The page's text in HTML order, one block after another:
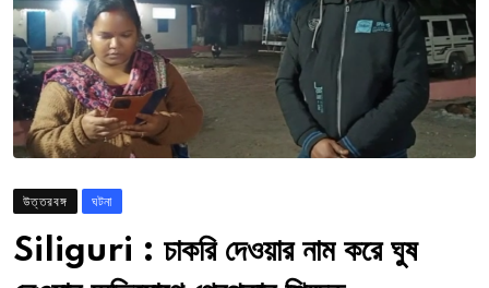
উত্তরবঙ্গ ঘটনা
Siliguri : চাকরি দেওয়ার নাম করে ঘুষ